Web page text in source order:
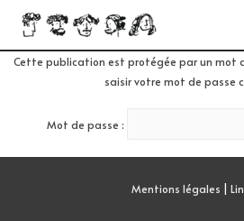
Cette publication est protégée par un mot
saisir votre mot de passe
Mot de passe :
Mentions légales